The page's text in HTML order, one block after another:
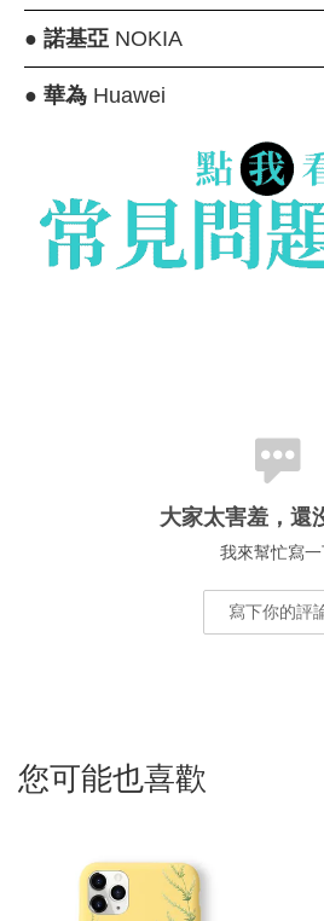
● 諾基亞NOKIA
● 華為Huawei
大家太害羞，還
我來幫忙寫
寫下你的評
您可能也喜歡